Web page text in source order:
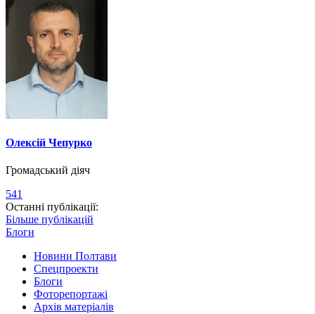
Олексій Чепурко
Громадський діяч
541
Останні публікації:
Більше публікацій
Блоги
Новини Полтави
Спецпроекти
Блоги
Фоторепортажі
Архів матеріалів